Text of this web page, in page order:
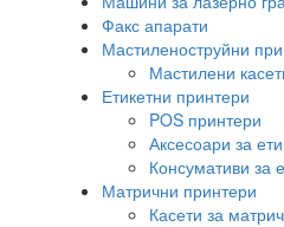
Факс апарати
Мастиленоструйни
Мастилени
Етикетни принтери
POS принтери
Аксесоари за
Консумативи за
Матрични принтери
Касети за